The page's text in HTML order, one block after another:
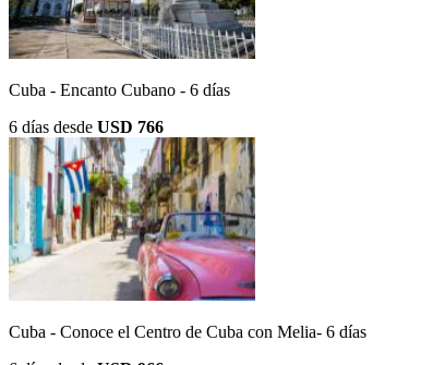
Cuba - Encanto Cubano - 6 días
6 días desde USD 766
Cuba - Conoce el Centro de Cuba con Melia- 6 días